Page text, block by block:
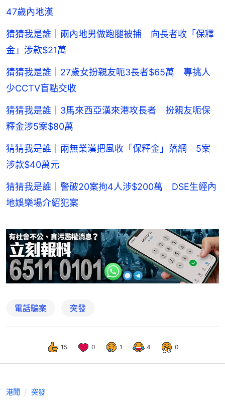
47歲內地漢
猜猜我是誰｜兩內地男做跑腿被捕 向長者收「保釋
金」涉款$21萬
猜猜我是誰｜27歲女扮親友呃3長者$65萬 專挑人
少CCTV盲點交收
猜猜我是誰｜3馬來西亞漢來港攻長者 扮親友呃保
釋金涉5案$80萬
猜猜我是誰｜兩無業漢把風收「保釋金」落網 5案
涉款$40萬元
猜猜我是誰｜警破20案拘4人涉$200萬 DSE生經內
地娛樂場介紹犯案
電話騙案 突發
15 0 1 4 0
港聞 突發